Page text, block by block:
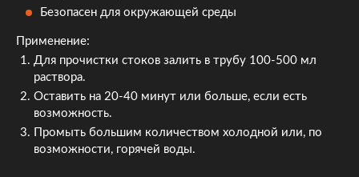
Безопасен для окружающей среды
Применение:
Для прочистки стоков залить в трубу 100-500 мл
раствора.
Оставить на 20-40 минут или больше, если есть
возможность.
Промыть большим количеством холодной или, по
возможности, горячей воды.